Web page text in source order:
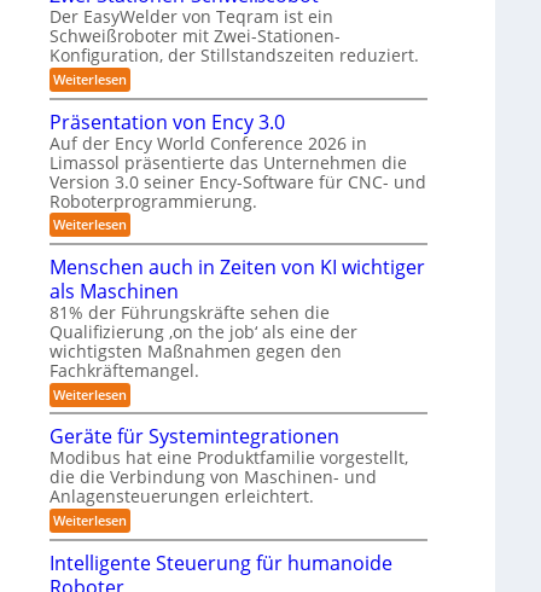
s
i
e
r
u
n
g
s
l
ö
s
u
n
g
e
n
o
-
K
a
m
e
r
a
s
y
s
e
m
f
ü
r
R
o
b
o
t
i
k
u
m
e
n
t
s
e
n
s
o
r
f
ü
r
I
d
u
s
r
i
e
r
o
o
t
e
r
s
t
u
n
g
s
v
e
r
g
l
e
i
c
v
o
n
m
i
l
i
t
ä
r
i
s
c
h
e
r
B
o
Der EasyWelder von Teqram ist ein
Schweißroboter mit Zwei-Stationen-
Konfiguration, der Stillstandszeiten reduziert.
Weiterlesen:
Z
e
i
-
S
t
a
t
i
o
n
e
n
-
S
c
h
w
e
i
ß
c
o
b
o
t
Präsentation von Ency 3.0
Auf der Ency World Conference 2026 in
Limassol präsentierte das Unternehmen die
Version 3.0 seiner Ency-Software für CNC- und
Roboterprogrammierung.
Weiterlesen:
P
ä
s
e
n
t
a
t
i
o
n
v
o
n
E
n
c
y
3
Menschen auch in Zeiten von KI wichtiger
als Maschinen
81% der Führungskräfte sehen die
Qualifizierung ‚on the job‘ als eine der
wichtigsten Maßnahmen gegen den
Fachkräftemangel.
Weiterlesen:
M
e
n
s
c
h
e
n
a
u
Geräte für Systemintegrationen
Modibus hat eine Produktfamilie vorgestellt,
die die Verbindung von Maschinen- und
Anlagensteuerungen erleichtert.
Weiterlesen:
G
r
Intelligente Steuerung für humanoide